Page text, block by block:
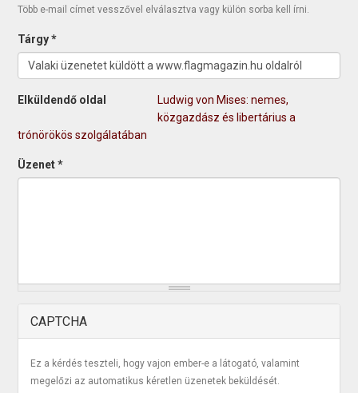
Több e-mail címet vesszővel elválasztva vagy külön sorba kell írni.
Tárgy*
Elküldendő oldal
Ludwig von Mises: nemes,
közgazdász és libertárius a
trónörökös szolgálatában
Üzenet*
CAPTCHA
Ez a kérdés teszteli, hogy vajon ember-e a látogató, valamint
megelőzi az automatikus kéretlen üzenetek beküldését.